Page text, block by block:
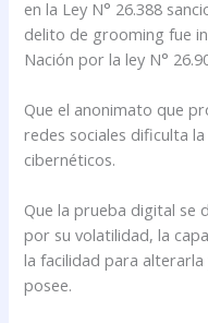
en la Ley N° 26.388
delito de grooming fue
Nación por la ley N°
Que el anonimato que
redes sociales dificulta
cibernéticos.
Que la prueba digital se
por su volatilidad, la
la facilidad para
posee.